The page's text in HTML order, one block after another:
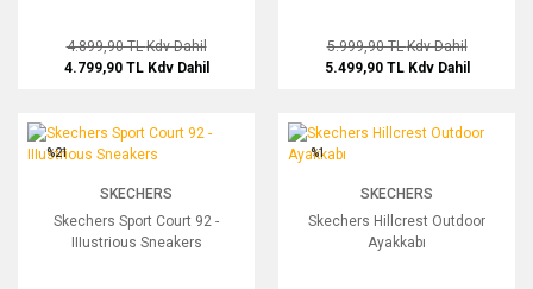
4.899,90 TLKdv Dahil
4.799,90 TL Kdv Dahil
5.999,90 TLKdv Dahil
5.499,90 TL Kdv Dahil
Skechers Sport Court 92 - IIIustrious Sneakers
%21
SKECHERS
Skechers Sport Court 92 -
IIIustrious Sneakers
Skechers Hillcrest Outdoor Ayakkabı
%1
SKECHERS
Skechers Hillcrest Outdoor
Ayakkabı